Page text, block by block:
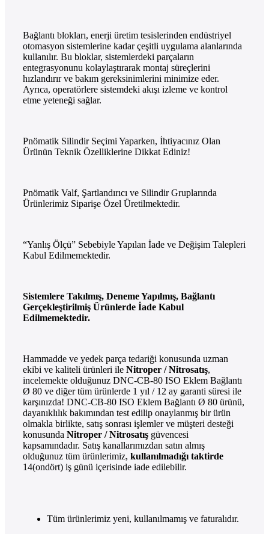
Bağlantı blokları, enerji üretim tesislerinden endüstriyel
otomasyon sistemlerine kadar çeşitli uygulama alanlarında
kullanılır. Bu bloklar, sistemlerdeki parçaların
entegrasyonunu kolaylaştırarak montaj süreçlerini
hızlandırır ve bakım gereksinimlerini minimize eder.
Ayrıca, operatörlere sistemdeki akışı izleme ve kontrol
etme yeteneği sağlar.
Pnömatik Silindir Seçimi Yaparken, İhtiyacınız Olan
Ürünün Teknik Özelliklerine Dikkat Ediniz!
Pnömatik Valf, Şartlandırıcı ve Silindir Gruplarında
Ürünlerimiz Siparişe Özel Üretilmektedir.
“Yanlış Ölçü” Sebebiyle Yapılan İade ve Değişim Talepleri
Kabul Edilmemektedir.
Sistemlere Takılmış, Deneme Yapılmış, Bağlantı
Gerçekleştirilmiş Ürünlerde İade Kabul
Edilmemektedir.
Hammadde ve yedek parça tedariği konusunda uzman
ekibi ve kaliteli ürünleri ile Nitroper / Nitrosatış,
incelemekte olduğunuz DNC-CB-80 ISO Eklem Bağlantı
Ø 80 ve diğer tüm ürünlerde 1 yıl / 12 ay garanti süresi ile
karşınızda! DNC-CB-80 ISO Eklem Bağlantı Ø 80 ürünü,
dayanıklılık bakımından test edilip onaylanmış bir ürün
olmakla birlikte, satış sonrası işlemler ve müşteri desteği
konusunda Nitroper / Nitrosatış güvencesi
kapsamındadır. Satış kanallarımızdan satın almış
olduğunuz tüm ürünlerimiz, kullanılmadığı taktirde
14(ondört) iş günü içerisinde iade edilebilir.
Tüm ürünlerimiz yeni, kullanılmamış ve faturalıdır.